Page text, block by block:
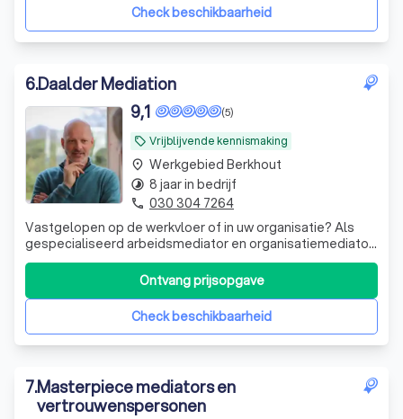
Check beschikbaarheid
6.Daalder Mediation
local_offer Vrijblijvende kennismaking
(5)
9,1
Vastgelopen op de werkvloer of in uw organisatie? Als
gespecialiseerd arbeidsmediator en organisatiemediator
begeleid ik het gesprek zodat u samen tot een oplossing
Check beschikbaarheid
Ontvang prijsopgave
place Werkgebied Berkhout
timelapse 8 jaar in bedrijf
phone 030 304 7264
7.Masterpiece mediators en
vertrouwenspersonen